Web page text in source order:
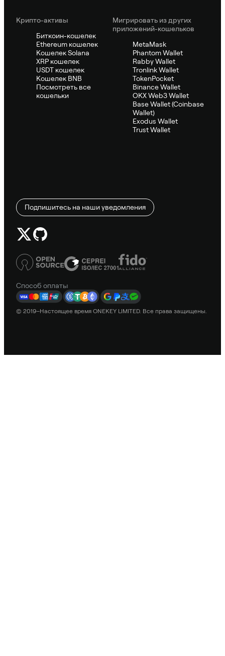
Крипто-активы
Биткоин-кошелек
Ethereum кошелек
Кошелек Solana
XRP кошелек
USDT кошелек
Кошелек BNB
Посмотреть все
кошельки
Мигрировать из других
приложений-кошельков
MetaMask
Phantom Wallet
Rabby Wallet
Tronlink Wallet
TokenPocket
Binance Wallet
OKX Web3 Wallet
Base Wallet (Coinbase
Wallet)
Exodus Wallet
Trust Wallet
Подпишитесь на наши уведомления
Способ оплаты
© 2019–Настоящее время ONEKEY LIMITED. Все права защищены.